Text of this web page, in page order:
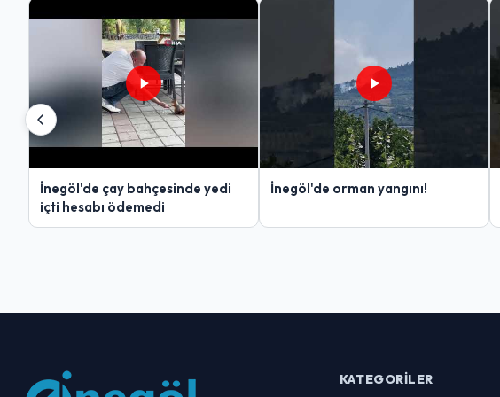
İnegöl'de çay bahçesinde yedi
içti hesabı ödemedi
İnegöl'de orman yangını!
KATEGORILER